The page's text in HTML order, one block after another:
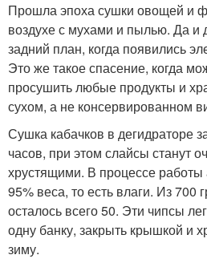
Прошла эпоха сушки овощей и
воздухе с мухами и пылью. Да и
задний план, когда появились
Это же такое спасение, когда
просушить любые продукты и
сухом, а не консервированном
Сушка кабачков в дегидраторе
часов, при этом слайсы станут
хрустящими. В процессе работы
95% веса, то есть влаги. Из 700
осталось всего 50. Эти чипсы
одну банку, закрыть крышкой и
зиму.